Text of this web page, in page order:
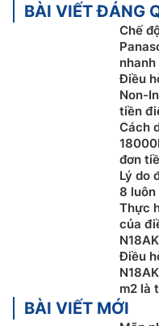
Cánh đảo gió
Điều hòa Panasonic 1
được trang bị công
trung không khí mát
hơn (lên đến 15m)
2 cánh đảo gió và
nén và tập trung
gió bên ngoài giúp
BÀI VIẾT ĐÁNG
Chế
Điều
Non-
tiền
Cách
đơn
Lý do
8 luôn
Thực
của
Điều
m2 là
BÀI VIẾT MỚI